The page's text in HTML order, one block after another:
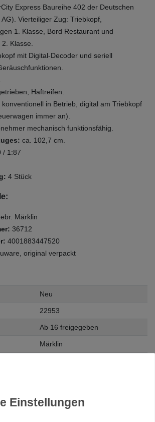
Express Baureihe 402 der Deutschen
AG). Vierteiliger Zug: Triebkopf,
1. Klasse, Bord Restaurant und
Klasse.
mit Digital-Decoder und seriell
Haftreifen.
konventionell in Betrieb, digital am Triebkopf
immer an).
mechanisch funktionsfähig.
ca. 102,7 cm.
/ 1:87
4 Stück
Märklin
36712
4001883447520
original verpackt
Neu
22953
Ab 16 freigegeben
Märklin
Produkt: